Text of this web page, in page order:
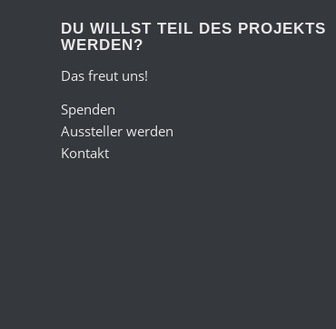
DU WILLST TEIL DES PROJEKTS
WERDEN?
Das freut uns!
Spenden
Aussteller werden
Kontakt